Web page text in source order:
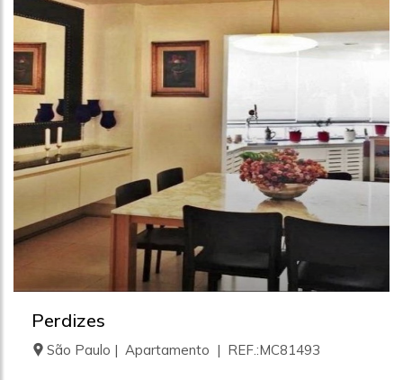
Perdizes
São Paulo | Apartamento | REF.:MC81493